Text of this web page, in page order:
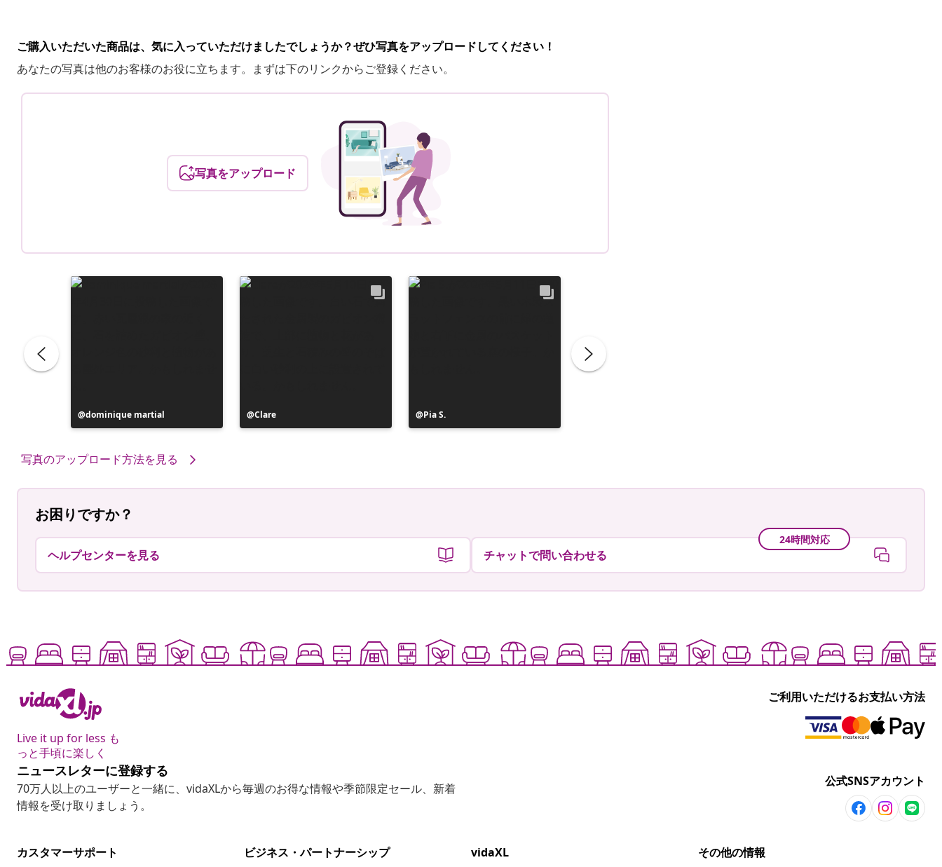
ご購入いただいた商品は、気に入っていただけましたでしょうか？ぜひ写真をアップロードしてください！
あなたの写真は他のお客様のお役に立ちます。まずは下のリンクからご登録ください。
写真をアップロード
投
稿
dominique martial
投
稿
Clare
投
稿
Pia S.
写真のアップロード方法を見る
お困りですか？
ヘルプセンターを見る
24時間対応
チャットで問い合わせる
Live it up for less も
っと手頃に楽しく
ご利用いただけるお支払い方法
ニュースレターに登録する
70万人以上のユーザーと一緒に、vidaXLから毎週のお得な情報や季節限定セール、新着
情報を受け取りましょう。
公式SNSアカウント
カスタマーサポート
ビジネス・パートナーシップ
vidaXL
その他の情報